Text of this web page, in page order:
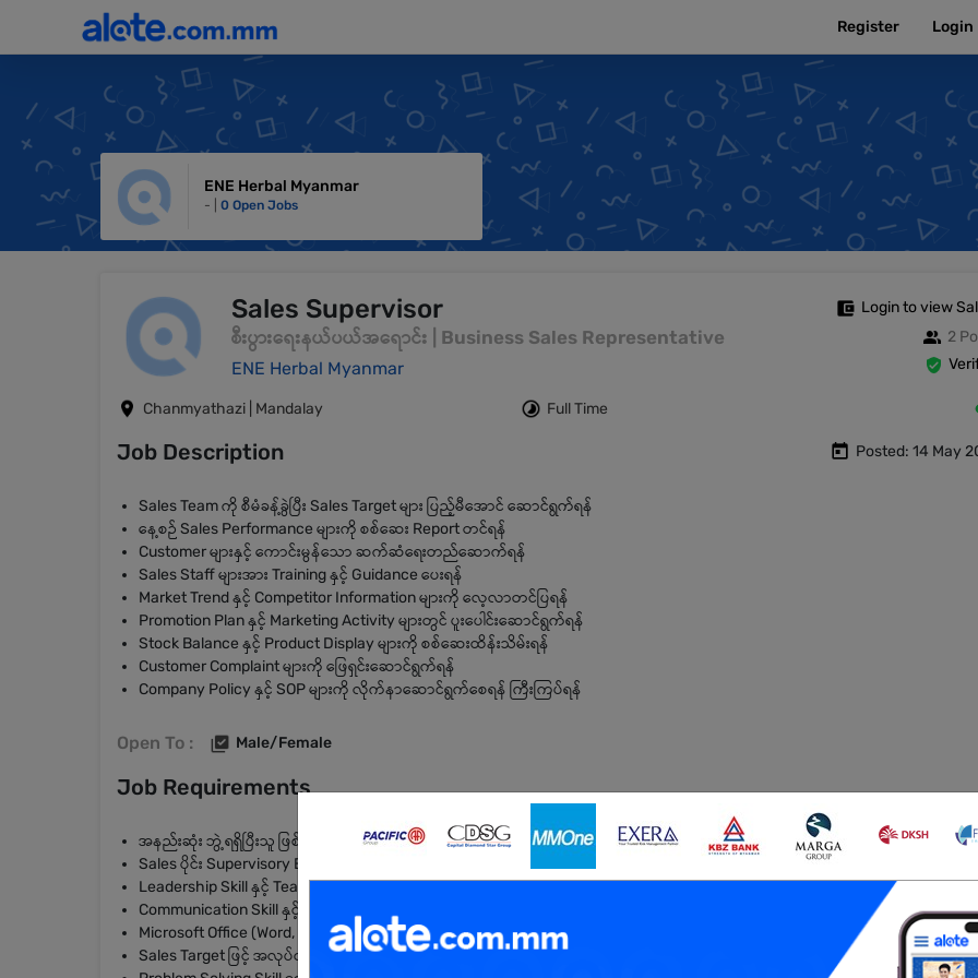
Register Login
ENE Herbal Myanmar
- | 0 Open Jobs
Sales Supervisor
စီးပွားရေးနယ်ပယ်အရောင်း | Business Sales Representative
ENE Herbal Myanmar
Login to view
2
Chanmyathazi | Mandalay Full Time
Job Description Posted: 14 May
Sales Team ကို စီမံခန့်ခွဲပြီး Sales Target များ ပြည့်မီအောင် ဆောင်ရွက်ရန်
နေ့စဉ် Sales Performance များကို စစ်ဆေး Report တင်ရန်
Customer များနှင့် ကောင်းမွန်သော ဆက်ဆံရေးတည်ဆောက်ရန်
Sales Staff များအား Training နှင့် Guidance ပေးရန်
Market Trend နှင့် Competitor Information များကို လေ့လာတင်ပြရန်
Promotion Plan နှင့် Marketing Activity များတွင် ပူးပေါင်းဆောင်ရွက်ရန်
Stock Balance နှင့် Product Display များကို စစ်ဆေးထိန်းသိမ်းရန်
Customer Complaint များကို ဖြေရှင်းဆောင်ရွက်ရန်
Company Policy နှင့် SOP များကို လိုက်နာဆောင်ရွက်စေရန် ကြီးကြပ်ရန်
Open To : Male/Female
Job Requirements
အနည်းဆုံး ဘွဲ့ရရှိပြီးသူ ဖြစ်ရမည်
Sales ပိုင်း Supervisory Experience အနည်းဆုံး (2) နှစ်ရှိရမည်
Leadership Skill နှင့် Team Management Skill ကောင်းမွန်ရမည်
Communication Skill နှင့် Negotiation Skill ကောင်းမွန်ရမည်
Microsoft Office (Word, Excel) အသုံးပြုနိုင်ရမည်
Sales Target ဖြင့် အလုပ်လုပ်နိုင်သူ ဖြစ်ရမည်